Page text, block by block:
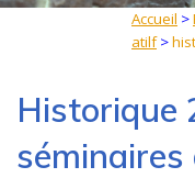
Accueil >
atilf>
Historique
séminaires